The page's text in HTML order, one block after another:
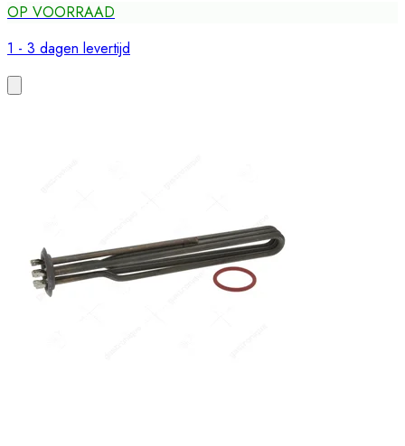
OP VOORRAAD
1 - 3 dagen levertijd